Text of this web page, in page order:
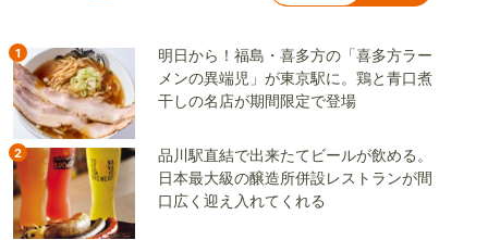
1
明日から！福島・喜多方の「喜多方ラー
メンの異端児」が東京駅に。鶏と青口煮
干しの名店が期間限定で登場
2
品川駅直結で出来たてビールが飲める。
日本最大級の醸造所併設レストランが間
口広く迎え入れてくれる